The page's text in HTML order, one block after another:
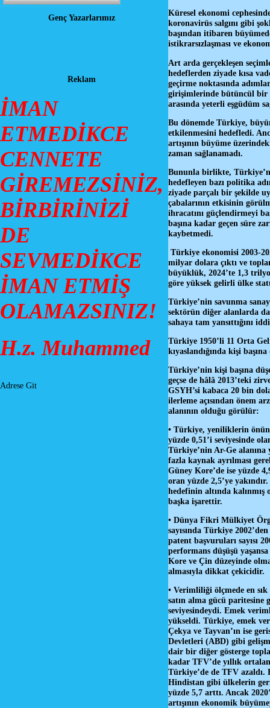
Genç Yazarlarımız
Reklam
İMAN
ETMEDİKCE
CENNETE
GİREMEZSİNİZ,
BİRBİRİNİZİ
DE
SEVMEDİKCE
İMAN ETMİŞ
OLAMAZSINIZ!
H.z. Muhammed
Adrese Git
Küresel ekonomi
koronavirüs salgını gibi
başından itibaren
istikrarsızlaşması ve
Art arda gerçekleşen
hedeflerden ziyade kısa
geçirme noktasında
girişimlerinde bütüncül bir
arasında yeterli eşgüdüm
Bu dönemde Türkiye,
etkilenmesini hedefledi.
artışının büyüme
zaman sağlanamadı.
Bununla birlikte,
hedefleyen bazı politika
ziyade parçalı bir şekilde
çabalarının etkisinin
ihracatını güçlendirmeyi
başına kadar geçen süre
kaybetmedi.
Türkiye ekonomisi 2003-
milyar dolara çıktı ve
büyüklük, 2024’te 1,3
göre yüksek gelirli ülke
Türkiye’nin savunma
sektörün diğer alanlarda
sahaya tam yansıttığını
Türkiye 1950’li 11 Orta
kıyaslandığında kişi
Türkiye’nin kişi başına
geçse de hâlâ 2013’teki
GSYH’si kabaca 20 bin
ilerleme açısından önem
alanının olduğu görülür:
• Türkiye, yeniliklerin
yüzde 0,51’i seviyesinde
Türkiye’nin Ar-Ge alanına
fazla kaynak ayrılması
Güney Kore’de ise yüzde
oran yüzde 2,5’ye
hedefinin altında
başka işarettir.
• Dünya Fikri Mülkiyet
sayısında Türkiye
patent başvuruları sayısı
performans düşüşü
Kore ve Çin düzeyinde
almasıyla dikkat çekicidir.
• Verimliliği ölçmede en
satın alma gücü paritesine
seviyesindeydi. Emek
yükseldi. Türkiye, emek
Çekya ve Tayvan’ın ise
Devletleri (ABD) gibi
dair bir diğer gösterge
kadar TFV’de yıllık
Türkiye’de de TFV azaldı.
Hindistan gibi ülkelerin
yüzde 5,7 arttı. Ancak
artışının ekonomik